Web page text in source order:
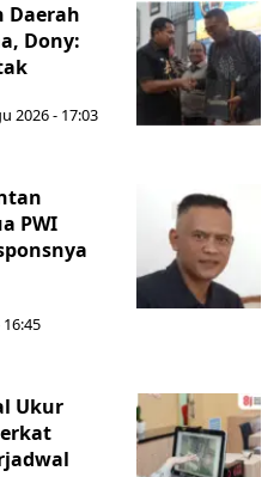
Daerah
Dony:
2026 - 17:03
PWI
Ukur